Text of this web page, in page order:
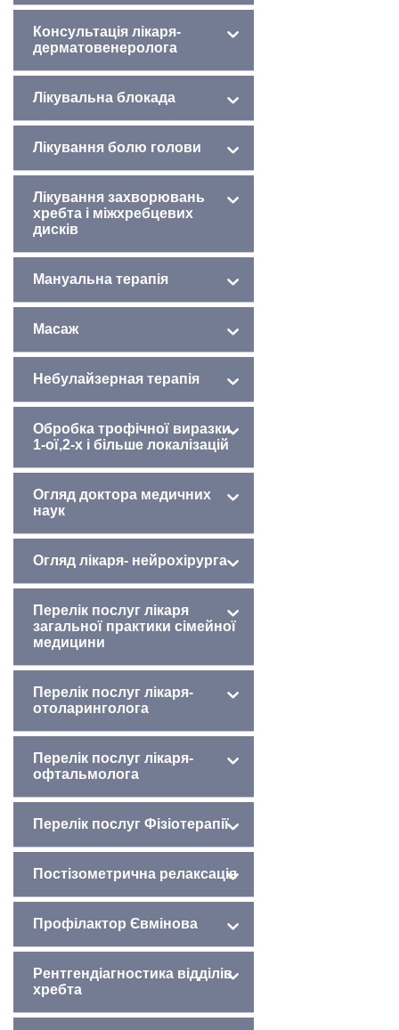
Консультація лікаря-
дерматовенеролога
Лікувальна блокада
Лікування болю голови
Лікування захворювань
хребта і міжхребцевих
дисків
Мануальна терапія
Масаж
Небулайзерная терапія
Обробка трофічної виразки
1-ої,2-х і більше локалізацій
Огляд доктора медичних
наук
Огляд лікаря- нейрохірурга
Перелік послуг лікаря
загальної практики сімейної
медицини
Перелік послуг лікаря-
отоларинголога
Перелік послуг лікаря-
офтальмолога
Перелік послуг Фізіотерапії
Постізометрична релаксація
Профілактор Євмінова
Рентгендіагностика відділів
хребта